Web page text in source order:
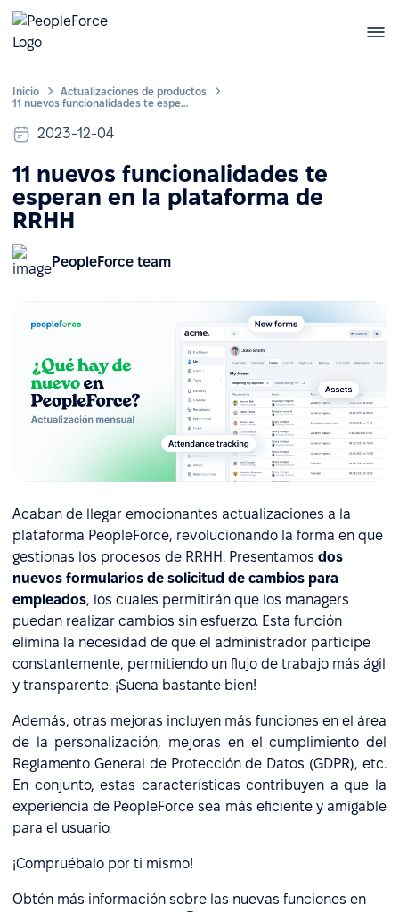
Inicio
Actualizaciones de productos
11 nuevos funcionalidades te esperan en la plataforma de RRHH
2023-12-04
11 nuevos funcionalidades te
esperan en la plataforma de
RRHH
PeopleForce team
Acaban de llegar emocionantes actualizaciones a la
plataforma PeopleForce, revolucionando la forma en que
gestionas los procesos de RRHH. Presentamos dos
nuevos formularios de solicitud de cambios para
empleados, los cuales permitirán que los managers
puedan realizar cambios sin esfuerzo. Esta función
elimina la necesidad de que el administrador participe
constantemente, permitiendo un flujo de trabajo más ágil
y transparente. ¡Suena bastante bien!
Además, otras mejoras incluyen más funciones en el área
de la personalización, mejoras en el cumplimiento del
Reglamento General de Protección de Datos (GDPR), etc.
En conjunto, estas características contribuyen a que la
experiencia de PeopleForce sea más eficiente y amigable
para el usuario.
¡Compruébalo por ti mismo!
Obtén más información sobre las nuevas funciones en